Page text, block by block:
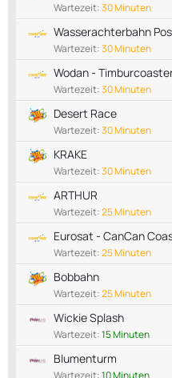
Wartezeit:30 Minuten
Wasserachterbahn
Wartezeit:30 Minuten
Wodan -
Wartezeit:30 Minuten
Desert Race
Wartezeit:30 Minuten
KRAKE
Wartezeit:30 Minuten
ARTHUR
Wartezeit:25 Minuten
Eurosat - CanCan
Wartezeit:25 Minuten
Bobbahn
Wartezeit:25 Minuten
Wickie Splash
Wartezeit:15 Minuten
Blumenturm
Wartezeit:10 Minuten